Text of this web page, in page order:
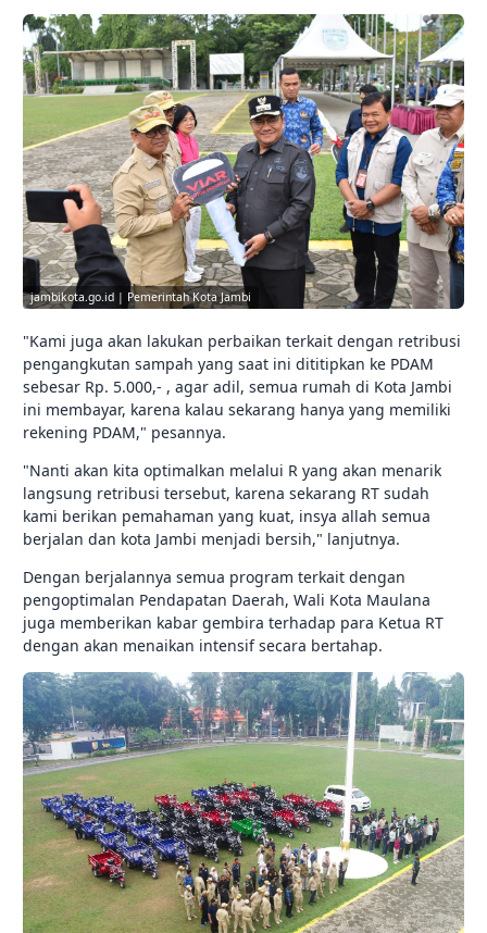
jambikota.go.id | Pemerintah Kota Jambi
"Kami juga akan lakukan perbaikan terkait dengan retribusi
pengangkutan sampah yang saat ini dititipkan ke PDAM
sebesar Rp. 5.000,- , agar adil, semua rumah di Kota Jambi
ini membayar, karena kalau sekarang hanya yang memiliki
rekening PDAM," pesannya.
"Nanti akan kita optimalkan melalui R yang akan menarik
langsung retribusi tersebut, karena sekarang RT sudah
kami berikan pemahaman yang kuat, insya allah semua
berjalan dan kota Jambi menjadi bersih," lanjutnya.
Dengan berjalannya semua program terkait dengan
pengoptimalan Pendapatan Daerah, Wali Kota Maulana
juga memberikan kabar gembira terhadap para Ketua RT
dengan akan menaikan intensif secara bertahap.